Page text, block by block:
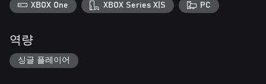
XBOX One XBOX Series X|S PC
역량
싱글 플레이어